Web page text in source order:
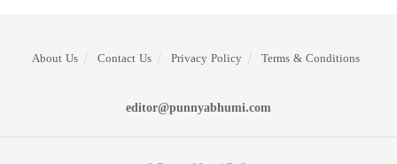
About Us Contact Us Privacy Policy Terms & Conditions
editor@punnyabhumi.com